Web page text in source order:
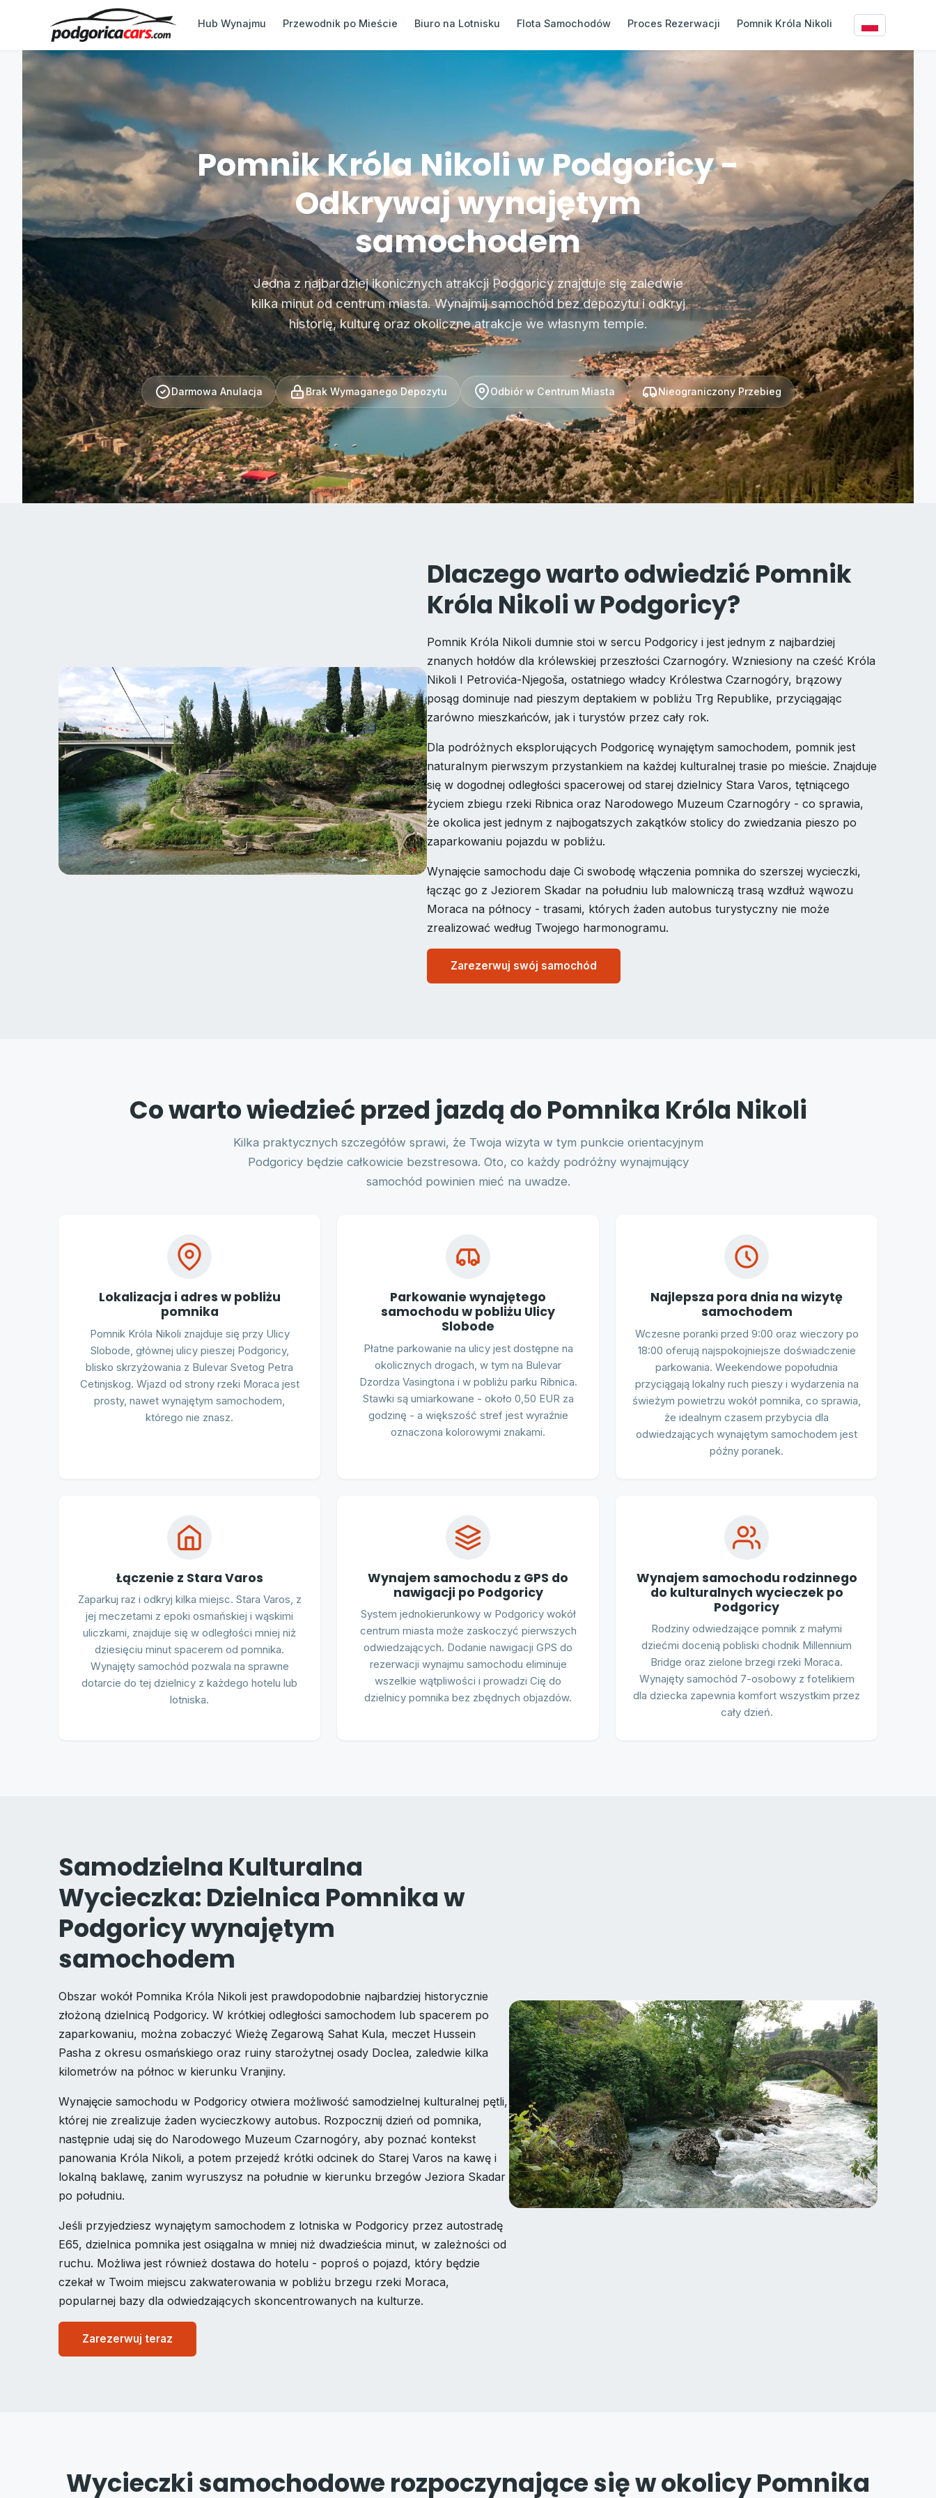
Hub Wynajmu Przewodnik po Mieście Biuro na Lotnisku Flota Samochodów Proces Rezerwacji Pomnik Króla Nikoli
Pomnik Króla Nikoli w Podgoricy -
Odkrywaj wynajętym
samochodem
Jedna z najbardziej ikonicznych atrakcji Podgoricy znajduje się zaledwie
kilka minut od centrum miasta. Wynajmij samochód bez depozytu i odkryj
historię, kulturę oraz okoliczne atrakcje we własnym tempie.
Darmowa Anulacja Brak Wymaganego Depozytu Odbiór w Centrum Miasta Nieograniczony Przebieg
Dlaczego warto odwiedzić Pomnik
Króla Nikoli w Podgoricy?
Pomnik Króla Nikoli dumnie stoi w sercu Podgoricy i jest jednym z najbardziej
znanych hołdów dla królewskiej przeszłości Czarnogóry. Wzniesiony na cześć Króla
Nikoli I Petrovića-Njegoša, ostatniego władcy Królestwa Czarnogóry, brązowy
posąg dominuje nad pieszym deptakiem w pobliżu Trg Republike, przyciągając
zarówno mieszkańców, jak i turystów przez cały rok.
Dla podróżnych eksplorujących Podgoricę wynajętym samochodem, pomnik jest
naturalnym pierwszym przystankiem na każdej kulturalnej trasie po mieście. Znajduje
się w dogodnej odległości spacerowej od starej dzielnicy Stara Varos, tętniącego
życiem zbiegu rzeki Ribnica oraz Narodowego Muzeum Czarnogóry - co sprawia,
że okolica jest jednym z najbogatszych zakątków stolicy do zwiedzania pieszo po
zaparkowaniu pojazdu w pobliżu.
Wynajęcie samochodu daje Ci swobodę włączenia pomnika do szerszej wycieczki,
łącząc go z Jeziorem Skadar na południu lub malowniczą trasą wzdłuż wąwozu
Moraca na północy - trasami, których żaden autobus turystyczny nie może
zrealizować według Twojego harmonogramu.
Zarezerwuj swój samochód
Co warto wiedzieć przed jazdą do Pomnika Króla Nikoli
Kilka praktycznych szczegółów sprawi, że Twoja wizyta w tym punkcie orientacyjnym
Podgoricy będzie całkowicie bezstresowa. Oto, co każdy podróżny wynajmujący
samochód powinien mieć na uwadze.
Lokalizacja i adres w pobliżu
pomnika
Pomnik Króla Nikoli znajduje się przy Ulicy
Slobode, głównej ulicy pieszej Podgoricy,
blisko skrzyżowania z Bulevar Svetog Petra
Cetinjskog. Wjazd od strony rzeki Moraca jest
prosty, nawet wynajętym samochodem,
którego nie znasz.
Parkowanie wynajętego
samochodu w pobliżu Ulicy
Slobode
Płatne parkowanie na ulicy jest dostępne na
okolicznych drogach, w tym na Bulevar
Dzordza Vasingtona i w pobliżu parku Ribnica.
Stawki są umiarkowane - około 0,50 EUR za
godzinę - a większość stref jest wyraźnie
oznaczona kolorowymi znakami.
Najlepsza pora dnia na wizytę
samochodem
Wczesne poranki przed 9:00 oraz wieczory po
18:00 oferują najspokojniejsze doświadczenie
parkowania. Weekendowe popołudnia
przyciągają lokalny ruch pieszy i wydarzenia na
świeżym powietrzu wokół pomnika, co sprawia,
że idealnym czasem przybycia dla
odwiedzających wynajętym samochodem jest
późny poranek.
Łączenie z Stara Varos
Zaparkuj raz i odkryj kilka miejsc. Stara Varos, z
jej meczetami z epoki osmańskiej i wąskimi
uliczkami, znajduje się w odległości mniej niż
dziesięciu minut spacerem od pomnika.
Wynajęty samochód pozwala na sprawne
dotarcie do tej dzielnicy z każdego hotelu lub
lotniska.
Wynajem samochodu z GPS do
nawigacji po Podgoricy
System jednokierunkowy w Podgoricy wokół
centrum miasta może zaskoczyć pierwszych
odwiedzających. Dodanie nawigacji GPS do
rezerwacji wynajmu samochodu eliminuje
wszelkie wątpliwości i prowadzi Cię do
dzielnicy pomnika bez zbędnych objazdów.
Wynajem samochodu rodzinnego
do kulturalnych wycieczek po
Podgoricy
Rodziny odwiedzające pomnik z małymi
dziećmi docenią pobliski chodnik Millennium
Bridge oraz zielone brzegi rzeki Moraca.
Wynajęty samochód 7-osobowy z fotelikiem
dla dziecka zapewnia komfort wszystkim przez
cały dzień.
Samodzielna Kulturalna
Wycieczka: Dzielnica Pomnika w
Podgoricy wynajętym
samochodem
Obszar wokół Pomnika Króla Nikoli jest prawdopodobnie najbardziej historycznie
złożoną dzielnicą Podgoricy. W krótkiej odległości samochodem lub spacerem po
zaparkowaniu, można zobaczyć Wieżę Zegarową Sahat Kula, meczet Hussein
Pasha z okresu osmańskiego oraz ruiny starożytnej osady Doclea, zaledwie kilka
kilometrów na północ w kierunku Vranjiny.
Wynajęcie samochodu w Podgoricy otwiera możliwość samodzielnej kulturalnej pętli,
której nie zrealizuje żaden wycieczkowy autobus. Rozpocznij dzień od pomnika,
następnie udaj się do Narodowego Muzeum Czarnogóry, aby poznać kontekst
panowania Króla Nikoli, a potem przejedź krótki odcinek do Starej Varos na kawę i
lokalną baklawę, zanim wyruszysz na południe w kierunku brzegów Jeziora Skadar
po południu.
Jeśli przyjedziesz wynajętym samochodem z lotniska w Podgoricy przez autostradę
E65, dzielnica pomnika jest osiągalna w mniej niż dwadzieścia minut, w zależności od
ruchu. Możliwa jest również dostawa do hotelu - poproś o pojazd, który będzie
czekał w Twoim miejscu zakwaterowania w pobliżu brzegu rzeki Moraca,
popularnej bazy dla odwiedzających skoncentrowanych na kulturze.
Zarezerwuj teraz
Wycieczki samochodowe rozpoczynające się w okolicy Pomnika